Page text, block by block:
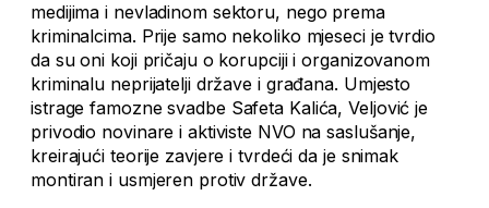
medijima i nevladinom sektoru, nego prema
kriminalcima. Prije samo nekoliko mjeseci je tvrdio
da su oni koji pričaju o korupciji i organizovanom
kriminalu neprijatelji države i građana. Umjesto
istrage famozne svadbe Safeta Kalića, Veljović je
privodio novinare i aktiviste NVO na saslušanje,
kreirajući teorije zavjere i tvrdeći da je snimak
montiran i usmjeren protiv države.